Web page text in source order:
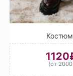
(от